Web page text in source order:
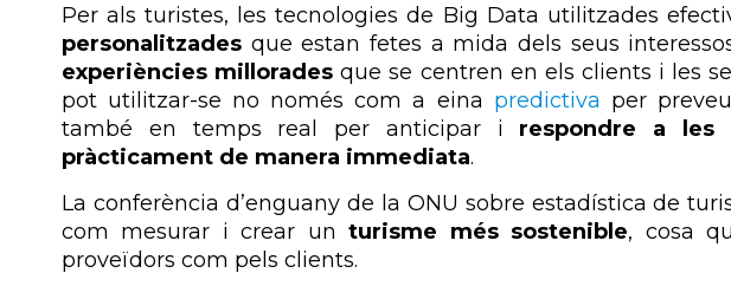
Per als turistes, les tecnologies de Big Data utilitzades
personalitzades que estan fetes a mida dels seus
experiències millorades que se centren en els clients i les
pot utilitzar-se no només com a eina predictiva per
també en temps real per anticipar i respondre a les
pràcticament de manera immediata.
La conferència d’enguany de la ONU sobre estadística de
com mesurar i crear unturisme més sostenible, cosa
proveïdors com pels clients.